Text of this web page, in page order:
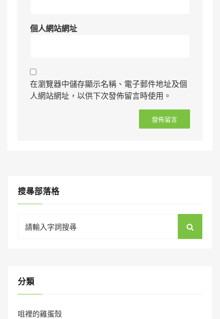
個人網站網址
在瀏覽器中儲存顯示名稱、電子郵件地址及個
人網站網址，以供下次發佈留言時使用。
搜㝷部落格
for:
分類
咀裡的雞蛋殼